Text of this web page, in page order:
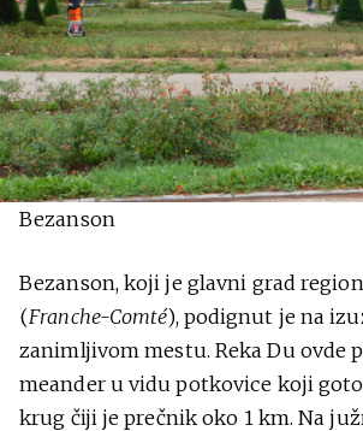
Bezanson
Bezanson, koji je glavni grad
(Franche-Comté), podignut je na
zanimljivom mestu. Reka Du ovde
meander u vidu potkovice koji
krug čiji je prečnik oko 1 km. Na